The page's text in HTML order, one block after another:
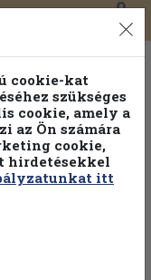
0
cookie-kat
szükséges
cookie, amely a
az Ön számára
cookie,
hirdetésekkel
itt